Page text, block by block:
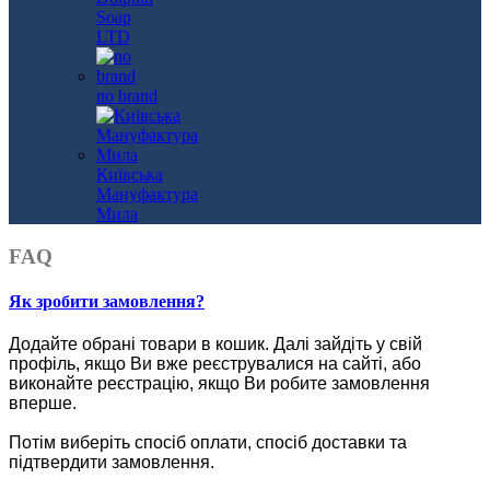
Soap
LTD
no brand
Київська
Мануфактура
Мила
FAQ
Як зробити замовлення?
Додайте обрані товари в кошик. Далі зайдіть у свій
профіль, якщо Ви вже реєструвалися на сайті, або
виконайте реєстрацію, якщо Ви робите замовлення
вперше.
Потім виберіть спосіб оплати, спосіб доставки та
підтвердити замовлення.